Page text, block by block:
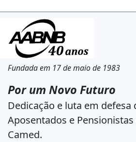
Fundada em 17 de maio de 1983
Por um Novo Futuro
Dedicação e luta em
Aposentados e
Camed.